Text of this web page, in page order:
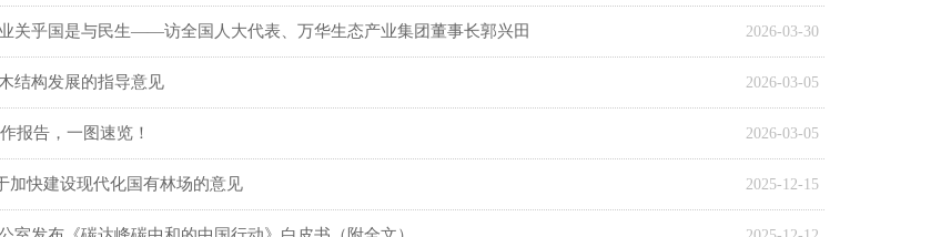
2026-03-30
关乎国是与民生——访全国人大代表、万华生态产业集团董事长郭兴田
2026-03-05
结构发展的指导意见
2026-03-05
报告，一图速览！
2025-12-15
加快建设现代化国有林场的意见